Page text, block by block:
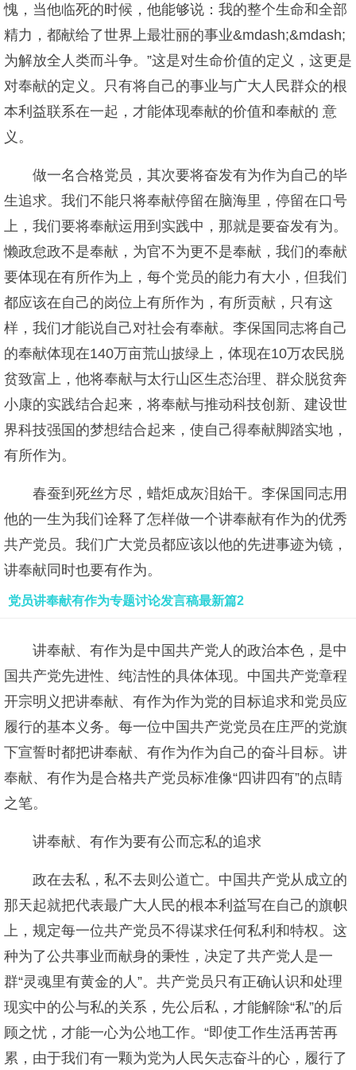
愧，当他临死的时候，他能够说：我的整个生命和全部
精力，都献给了世界上最壮丽的事业&mdash;&mdash;
为解放全人类而斗争。”这是对生命价值的定义，这更是
对奉献的定义。只有将自己的事业与广大人民群众的根
本利益联系在一起，才能体现奉献的价值和奉献的 意
义。
做一名合格党员，其次要将奋发有为作为自己的毕
生追求。我们不能只将奉献停留在脑海里，停留在口号
上，我们要将奉献运用到实践中，那就是要奋发有为。
懒政怠政不是奉献，为官不为更不是奉献，我们的奉献
要体现在有所作为上，每个党员的能力有大小，但我们
都应该在自己的岗位上有所作为，有所贡献，只有这
样，我们才能说自己对社会有奉献。李保国同志将自己
的奉献体现在140万亩荒山披绿上，体现在10万农民脱
贫致富上，他将奉献与太行山区生态治理、群众脱贫奔
小康的实践结合起来，将奉献与推动科技创新、建设世
界科技强国的梦想结合起来，使自己得奉献脚踏实地，
有所作为。
春蚕到死丝方尽，蜡炬成灰泪始干。李保国同志用
他的一生为我们诠释了怎样做一个讲奉献有作为的优秀
共产党员。我们广大党员都应该以他的先进事迹为镜，
讲奉献同时也要有作为。
党员讲奉献有作为专题讨论发言稿最新篇2
讲奉献、有作为是中国共产党人的政治本色，是中
国共产党先进性、纯洁性的具体体现。中国共产党章程
开宗明义把讲奉献、有作为作为党的目标追求和党员应
履行的基本义务。每一位中国共产党党员在庄严的党旗
下宣誓时都把讲奉献、有作为作为自己的奋斗目标。讲
奉献、有作为是合格共产党员标准像“四讲四有”的点睛
之笔。
讲奉献、有作为要有公而忘私的追求
政在去私，私不去则公道亡。中国共产党从成立的
那天起就把代表最广大人民的根本利益写在自己的旗帜
上，规定每一位共产党员不得谋求任何私利和特权。这
种为了公共事业而献身的秉性，决定了共产党人是一
群“灵魂里有黄金的人”。共产党员只有正确认识和处理
现实中的公与私的关系，先公后私，才能解除“私”的后
顾之忧，才能一心为公地工作。“即使工作生活再苦再
累，由于我们有一颗为党为人民矢志奋斗的心，履行了